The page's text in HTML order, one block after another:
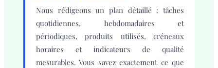
Nous rédigeons un plan détaillé : tâches
quotidiennes, hebdomadaires et
périodiques, produits utilisés, créneaux
horaires et indicateurs de qualité
mesurables. Vous savez exactement ce que